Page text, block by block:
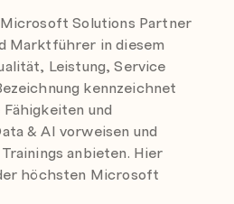
Solutions Partner
Marktführer in diesem
Leistung, Service
kennzeichnet
und
& AI vorweisen und
anbieten. Hier
höchsten Microsoft